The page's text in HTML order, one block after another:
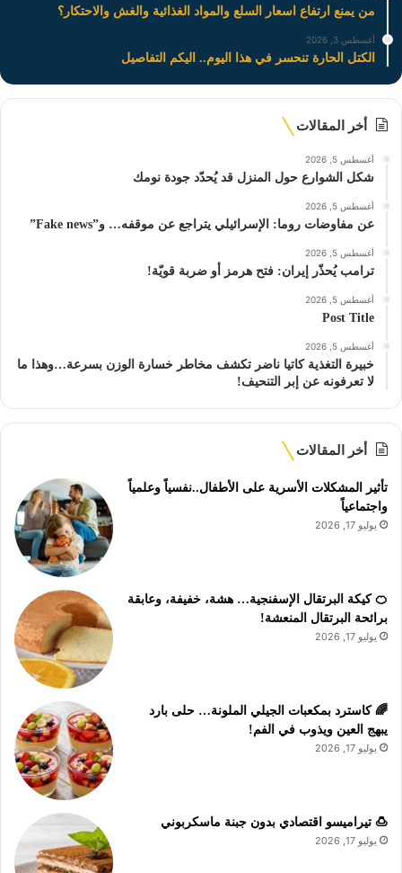
من يمنع ارتفاع اسعار السلع والمواد الغذائية والغش والاحتكار؟
أغسطس 3, 2026
الكتل الحارة تنحسر في هذا اليوم.. اليكم التفاصيل
أخر المقالات
أغسطس 5, 2026
شكل الشوارع حول المنزل قد يُحدّد جودة نومك
أغسطس 5, 2026
عن مفاوضات روما: الإسرائيلي يتراجع عن موقفه… و”Fake news”
أغسطس 5, 2026
ترامب يُحذّر إيران: فتح هرمز أو ضربة قويّة!
أغسطس 5, 2026
Post Title
أغسطس 5, 2026
خبيرة التغذية كاتيا ناضر تكشف مخاطر خسارة الوزن بسرعة…وهذا ما
لا تعرفونه عن إبر التنحيف!
أخر المقالات
تأثير المشكلات الأسرية على الأطفال..نفسياً وعلمياً
واجتماعياً
يوليو 17, 2026
🍊 كيكة البرتقال الإسفنجية… هشة، خفيفة، وعابقة
برائحة البرتقال المنعشة!
يوليو 17, 2026
🌈 كاسترد بمكعبات الجيلي الملونة… حلى بارد
يبهج العين ويذوب في الفم!
يوليو 17, 2026
🍮 تيراميسو اقتصادي بدون جبنة ماسكربوني
يوليو 17, 2026